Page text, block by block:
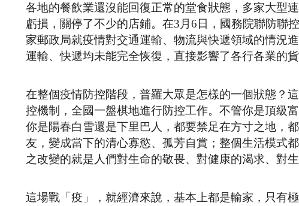
各地的餐飲業還沒能回復正常的堂食狀態，多家大型
虧損，關停了不少的店鋪。在3月6日，國務院聯防聯
家郵政局就疫情對交通運輸、物流與快遞領域的情況
運輸、快遞均未能完全恢復，直接影響了各行各業的貨
在整個疫情防控階段，普羅大眾是怎樣的一個狀態？
控機制，全國一盤棋地進行防控工作。不管你是頂級
你是陽春白雪還是下里巴人，都要禁足在方寸之地，
友，變成當下的清心寡慾、孤芳自賞；整個生活模式
之改變的就是人們對生命的敬畏、對健康的渴求、對生
這場戰「疫」，就經濟來說，基本上都是輸家，只有